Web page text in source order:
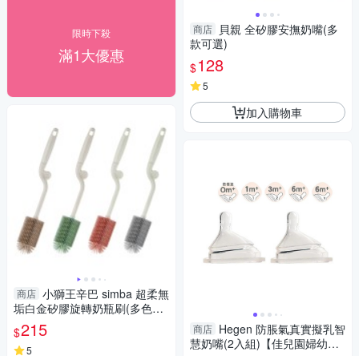
限時下殺
滿1大優惠
商店 小獅王辛巴 simba 超柔無
垢白金矽膠旋轉奶瓶刷(多色可
選)
$215
5
商店 貝親 全矽膠安撫奶嘴(多
款可選)
$128
5
加入購物車
商店 Hegen 防脹氣真實擬乳智
慧奶嘴(2入組)【佳兒園婦幼